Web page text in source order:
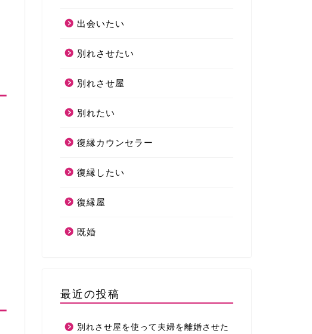
出会いたい
別れさせたい
別れさせ屋
別れたい
復縁カウンセラー
復縁したい
復縁屋
既婚
最近の投稿
別れさせ屋を使って夫婦を離婚させた